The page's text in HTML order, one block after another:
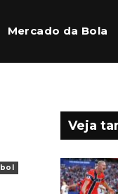
Mercado da Bola
Veja